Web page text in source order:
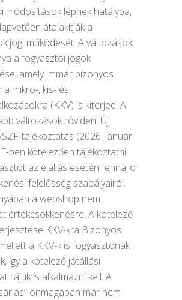
módosítások lépnek hatályba,
átalakítják a
jogi működését. A változások
a fogyasztói jogok
amely immár bizonyos
a mikro-, kis- és
(KKV) is kiterjed. A
változások röviden: Új
tájékoztatás (2026. január
ben kötelezően tájékoztatni
az elállás esetén fennálló
felelősség szabályairól.
a webshop nem
értékcsökkenésre. A kötelező
KKV-kra Bizonyos
a KKV-k is fogyasztónak
így a kötelező jótállási
rájuk is alkalmazni kell. A
önmagában már nem